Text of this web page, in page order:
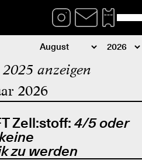
anzeigen
2026
Zell:stoff: 4/5 oder
zu werden